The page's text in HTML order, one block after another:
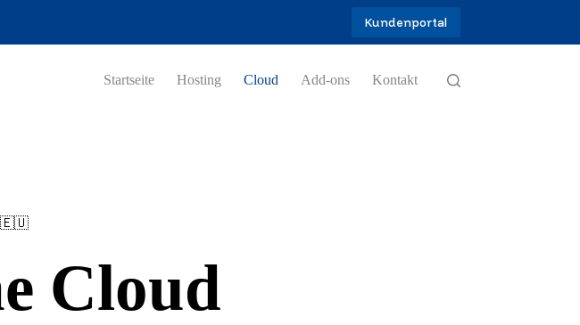
Kundenportal
Startseite Hosting Cloud Add-ons Kontakt
🇪🇺
Cloud